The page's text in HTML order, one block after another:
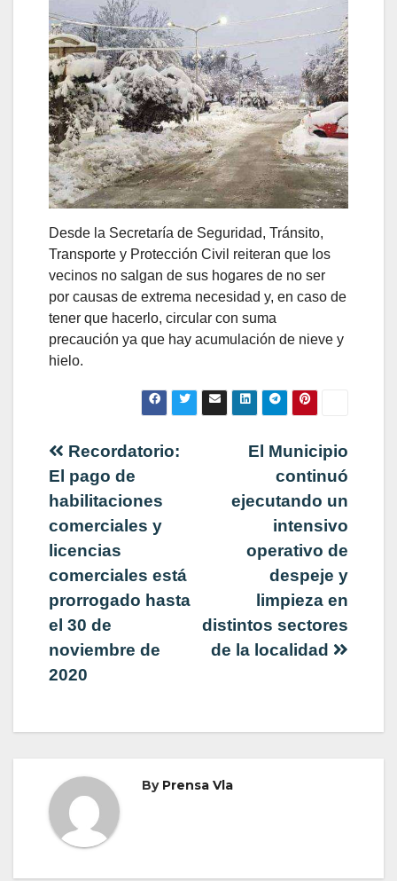
Desde la Secretaría de Seguridad, Tránsito,
Transporte y Protección Civil reiteran que los
vecinos no salgan de sus hogares de no ser
por causas de extrema necesidad y, en caso de
tener que hacerlo, circular con suma
precaución ya que hay acumulación de nieve y
hielo.
Navegación
de
entradas
El Municipio
continuó
ejecutando un
intensivo
operativo de
despeje y
limpieza en
distintos sectores
de la localidad
Recordatorio:
El pago de
habilitaciones
comerciales y
licencias
comerciales está
prorrogado hasta
el 30 de
noviembre de
2020
By Prensa Vla